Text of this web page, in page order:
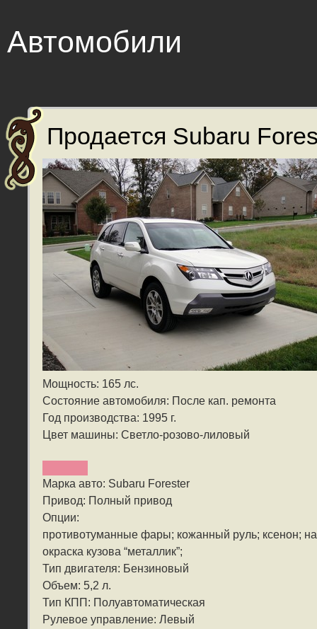
Автомобили
Продается Subaru
Мощность: 165 лс.
Состояние автомобиля: После кап. ремонта
Год производства: 1995 г.
Цвет машины: Светло-розово-лиловый
Марка авто: Subaru Forester
Привод: Полный привод
Опции:
противотуманные фары; кожанный руль; ксенон;
окраска кузова “металлик”;
Тип двигателя: Бензиновый
Объем: 5,2 л.
Тип КПП: Полуавтоматическая
Рулевое управление: Левый